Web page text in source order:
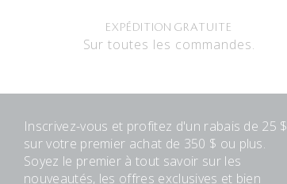
EXPÉDITION GRATUITE
Sur toutes les commandes.
Inscrivez-vous et profitez d'un rabais de 25 $
sur votre premier achat de 350 $ ou plus.
Soyez le premier à tout savoir sur les
nouveautés, les offres exclusives et bien